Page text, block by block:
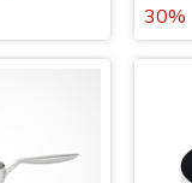
30%